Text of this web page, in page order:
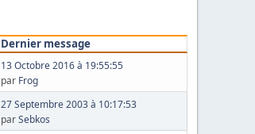
Dernier message
13 Octobre 2016 à 19:55:55
par Frog
27 Septembre 2003 à 10:17:53
parSebkos